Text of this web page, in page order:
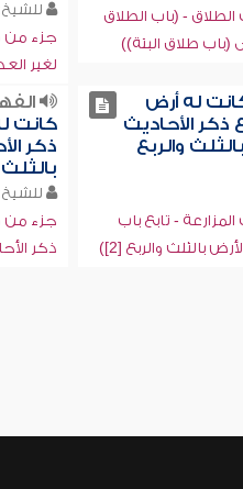
- (باب الطلاق
طلاق البتة))
جزء من
لغير
له أرض
الأحاديث
والربع
- تابع باب
بالثلث والربع [2])
كانت
ذكر
جزء من
ذكر